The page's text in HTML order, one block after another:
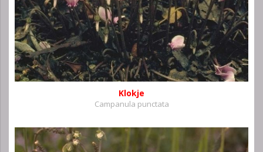
Klokje
Campanula punctata